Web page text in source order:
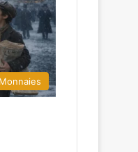
Monnaies